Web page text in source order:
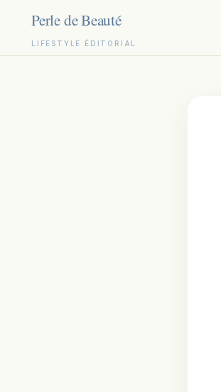
LIFESTYLE ÉDITORIAL